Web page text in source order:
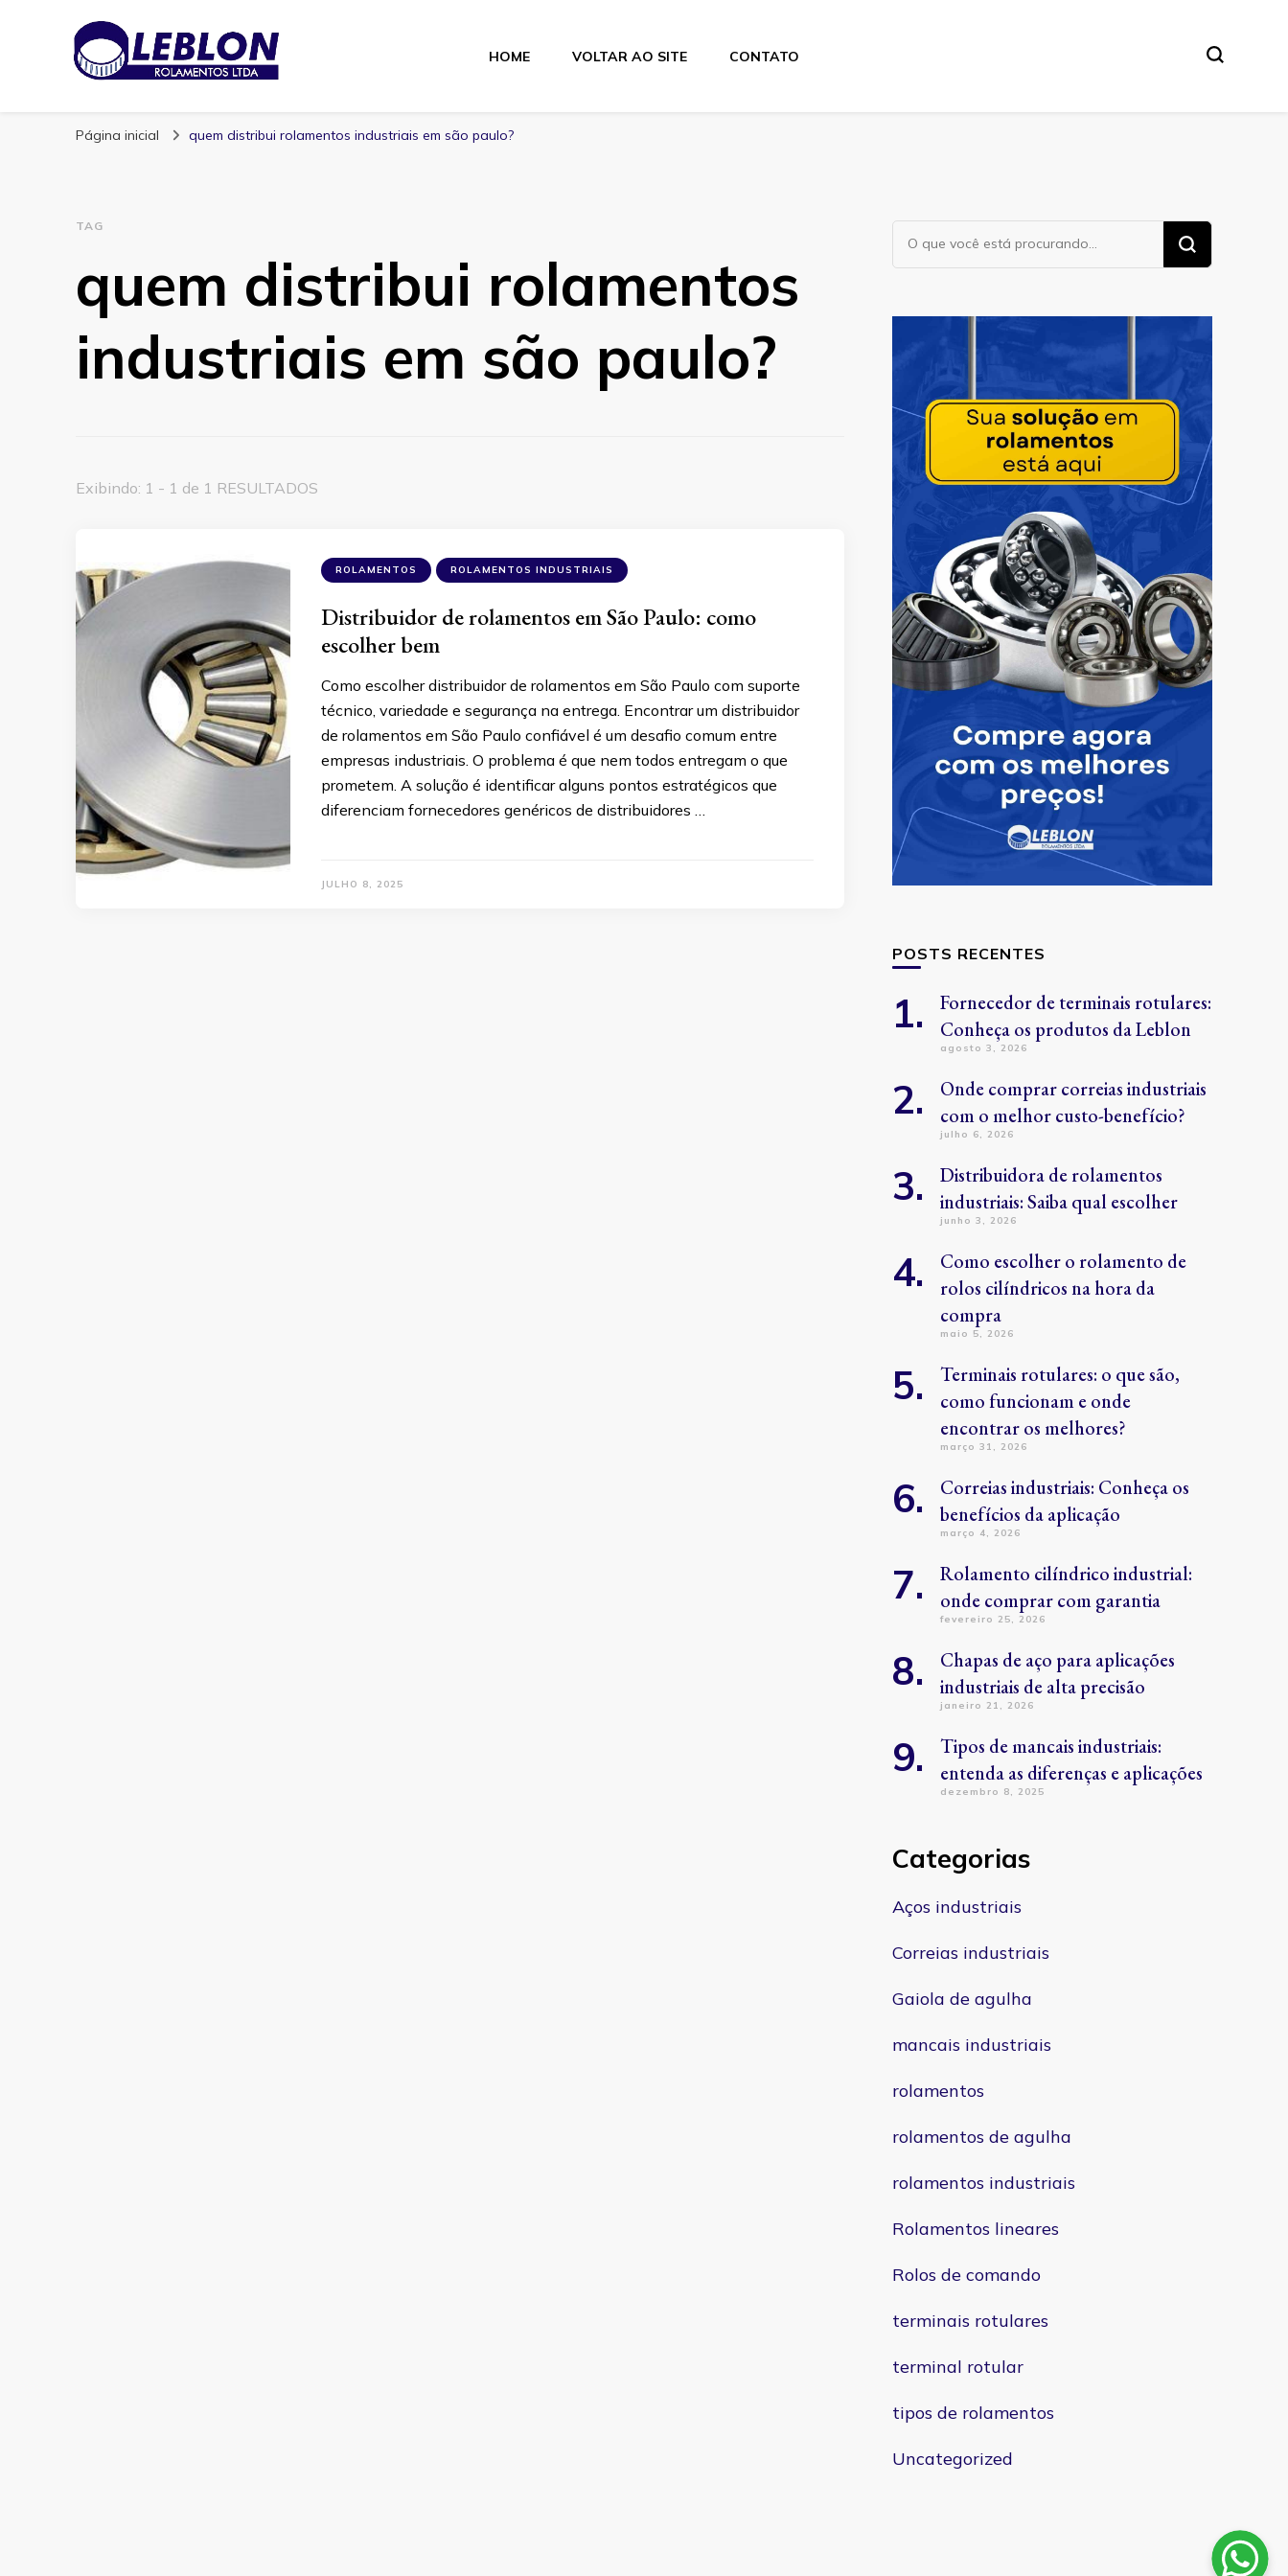
Blog | Leblon Rolamentos
HOME VOLTAR AO SITE CONTATO
Página inicial quem distribui rolamentos industriais em são paulo?
TAG
quem distribui rolamentos
industriais em são paulo?
Exibindo: 1 - 1 de 1 RESULTADOS
ROLAMENTOS ROLAMENTOS INDUSTRIAIS
Distribuidor de rolamentos em São Paulo: como
escolher bem
Como escolher distribuidor de rolamentos em São Paulo com suporte
técnico, variedade e segurança na entrega. Encontrar um distribuidor
de rolamentos em São Paulo confiável é um desafio comum entre
empresas industriais. O problema é que nem todos entregam o que
prometem. A solução é identificar alguns pontos estratégicos que
diferenciam fornecedores genéricos de distribuidores …
JULHO 8, 2025
Procurando
algo?
POSTS RECENTES
Fornecedor de terminais rotulares:
Conheça os produtos da Leblon
agosto 3, 2026
Onde comprar correias industriais
com o melhor custo-benefício?
julho 6, 2026
Distribuidora de rolamentos
industriais: Saiba qual escolher
junho 3, 2026
Como escolher o rolamento de
rolos cilíndricos na hora da
compra
maio 5, 2026
Terminais rotulares: o que são,
como funcionam e onde
encontrar os melhores?
março 31, 2026
Correias industriais: Conheça os
benefícios da aplicação
março 4, 2026
Rolamento cilíndrico industrial:
onde comprar com garantia
fevereiro 25, 2026
Chapas de aço para aplicações
industriais de alta precisão
janeiro 21, 2026
Tipos de mancais industriais:
entenda as diferenças e aplicações
dezembro 8, 2025
Categorias
Aços industriais
Correias industriais
Gaiola de agulha
mancais industriais
rolamentos
rolamentos de agulha
rolamentos industriais
Rolamentos lineares
Rolos de comando
terminais rotulares
terminal rotular
tipos de rolamentos
Uncategorized